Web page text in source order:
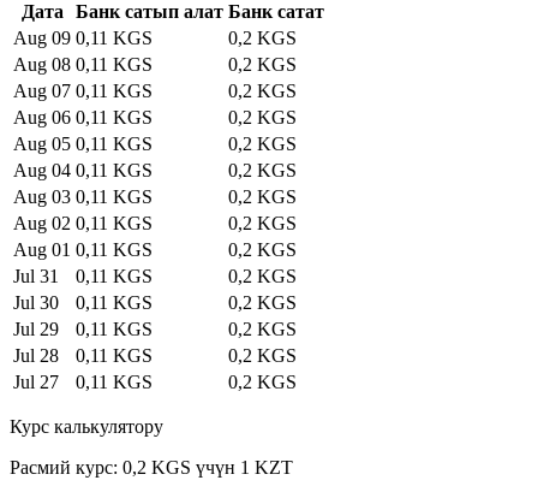
Дата Банк сатып алат Банк сатат
Aug 09 0,11 KGS
0,2 KGS
Aug 08 0,11 KGS
0,2 KGS
Aug 07 0,11 KGS
0,2 KGS
Aug 06 0,11 KGS
0,2 KGS
Aug 05 0,11 KGS
0,2 KGS
Aug 04 0,11 KGS
0,2 KGS
Aug 03 0,11 KGS
0,2 KGS
Aug 02 0,11 KGS
0,2 KGS
Aug 01 0,11 KGS
0,2 KGS
Jul 31
0,11 KGS
0,2 KGS
Jul 30
0,11 KGS
0,2 KGS
Jul 29
0,11 KGS
0,2 KGS
Jul 28
0,11 KGS
0,2 KGS
Jul 27
0,11 KGS 0,2 KGS
Курс калькулятору
Расмий курс: 0,2 KGS үчүн 1 KZT